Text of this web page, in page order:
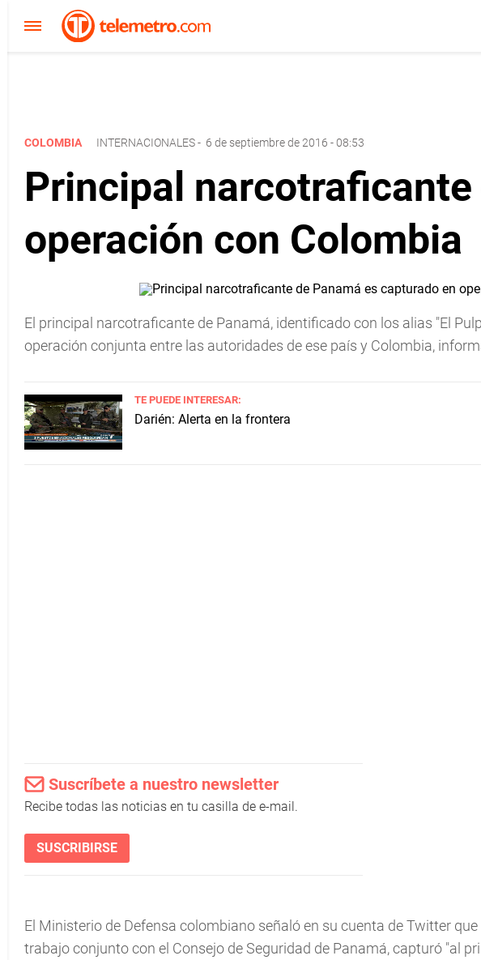
COLOMBIA INTERNACIONALES- 6 de septiembre de 2016 - 08:53
Principal
operación con Colombia
El principal narcotraficante de Panamá, identificado con los alias "El
operación conjunta entre las autoridades de ese país y Colombia,
TE PUEDE INTERESAR:
Darién: Alerta en la frontera
Suscríbete a nuestro newsletter
Recibe todas las noticias en tu casilla de e-mail.
SUSCRIBIRSE
El Ministerio de Defensa colombiano señaló en su cuenta de Twitter
trabajo conjunto con el Consejo de Seguridad de Panamá, capturó "al